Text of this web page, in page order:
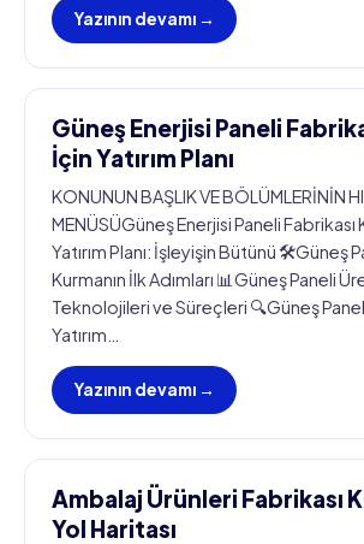
Yazının devamı →
Güneş Enerjisi Paneli
İçin Yatırım Planı
KONUNUN BAŞLIK VE BÖLÜMLERİNİN
MENÜSÜGüneş Enerjisi Paneli Fabrikası
Yatırım Planı: İşleyişin Bütünü 🛠️Güneş
Kurmanın İlk Adımları 📊Güneş Paneli
Teknolojileri ve Süreçleri 🔍Güneş
Yatırım…
Yazının devamı →
Ambalaj Ürünleri Fabrikası
Yol Haritası